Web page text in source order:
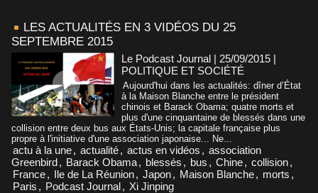
LES ACTUALITÉS EN 3 VIDÉOS DU 25
SEPTEMBRE 2015
Le Podcast Journal | 25/09/2015 |
POLITIQUE ET SOCIÉTÉ
Aujourd'hui dans les actualités: dîner d’État
à la Maison Blanche entre le président
chinois et Barack Obama; quatre morts et
plus d'une cinquantaine de blessés dans une
collision entre deux bus aux États-Unis; la capitale française plus
propre à l'initiative d'une association japonaise... Ne...
actu à la une, actualité, actus en vidéos , association
Greenbird, Barack Obama, blessés , bus , Chine, collision,
France, Ile de La Réunion, Japon, Maison Blanche, morts ,
Paris , Podcast Journal, Xi Jinping